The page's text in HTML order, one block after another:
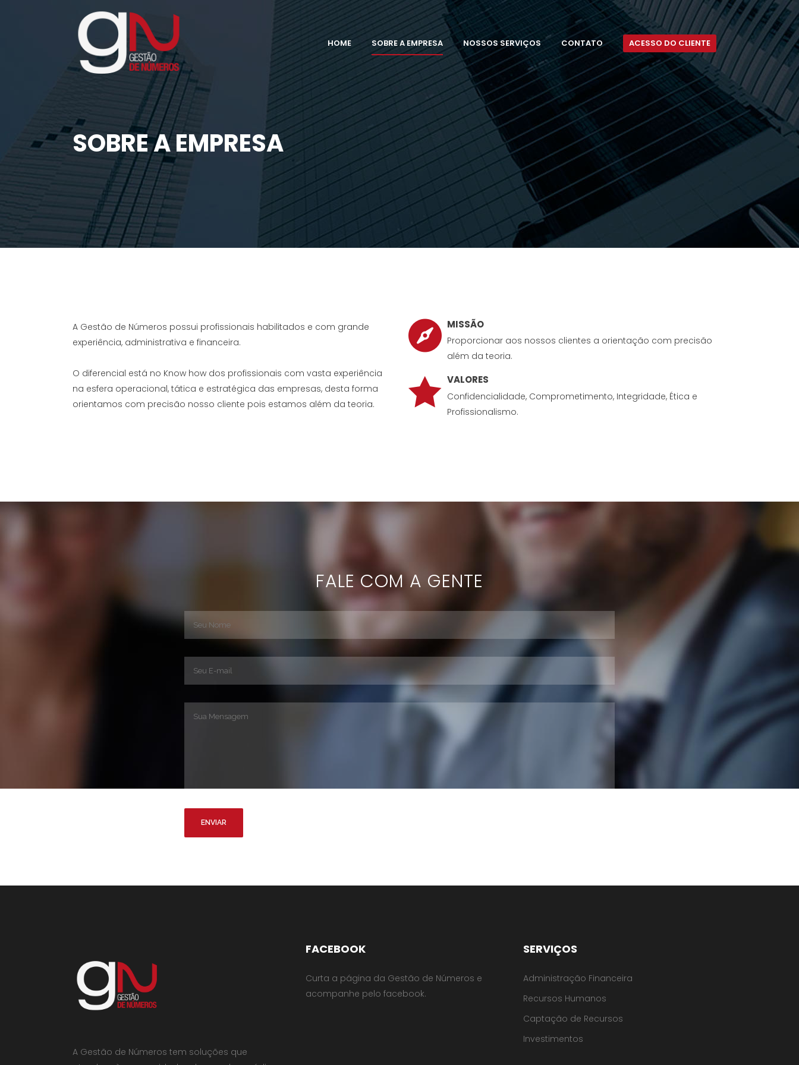
HOME SOBRE A EMPRESA NOSSOS SERVIÇOS CONTATO ACESSO DO CLIENTE
SOBRE A EMPRESA
A Gestão de Números possui profissionais habilitados e com grande
experiência, administrativa e financeira.
O diferencial está no Know how dos profissionais com vasta experiência
na esfera operacional, tática e estratégica das empresas, desta forma
orientamos com precisão nosso cliente pois estamos além da teoria.
MISSÃO
Proporcionar aos nossos clientes a orientação com precisão
além da teoria.
VALORES
Confidencialidade, Comprometimento, Integridade, Ética e
Profissionalismo.
FALE COM A GENTE
A Gestão de Números tem soluções que
FACEBOOK
Curta a página da Gestão de Números e
acompanhe pelo facebook.
SERVIÇOS
Administração Financeira
Recursos Humanos
Captação de Recursos
Investimentos